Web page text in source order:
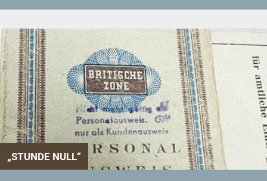
„STUNDE NULL“